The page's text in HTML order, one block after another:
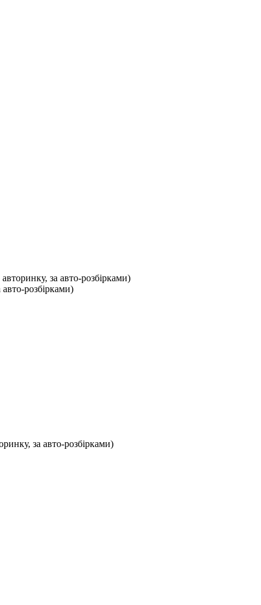
за авто-розбірками)
розбірками)
за авто-розбірками)